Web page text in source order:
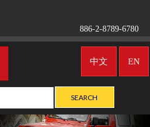
886-2-8789-6780
EN
中文